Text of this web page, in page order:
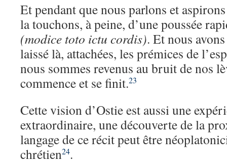
Et pendant que nous parlons et
la touchons, à peine, d’une poussée
(modice toto ictu cordis). Et nous
laissé là, attachées, les prémices de
nous sommes revenus au bruit de nos
commence et se finit.23
Cette vision d’Ostie est aussi une
extraordinaire, une découverte de la
langage de ce récit peut être
chrétien24.